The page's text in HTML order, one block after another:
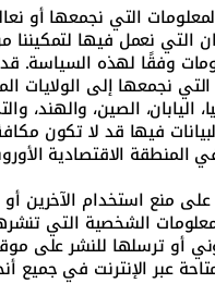
التي نجمعها أو
التي نعمل فيها لتمكيننا
وفقًا لهذه السياسة.
نجمعها إلى الولايات
اليابان، الصين، والهند،
فيها قد لا تكون
على منع استخدام الآخرين
الشخصية التي
أو ترسلها للنشر على
عبر الإنترنت في جميع